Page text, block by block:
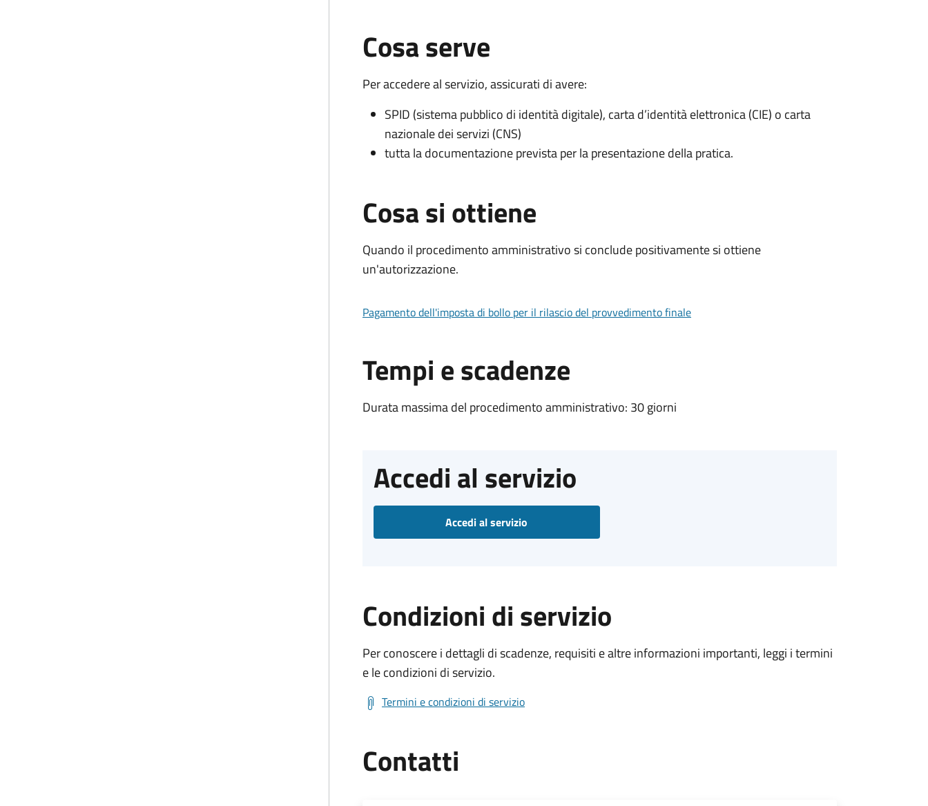
Cosa serve
Per accedere al servizio, assicurati di avere:
SPID (sistema pubblico di identità digitale), carta d’identità elettronica (CIE) o carta
nazionale dei servizi (CNS)
tutta la documentazione prevista per la presentazione della pratica.
Cosa si ottiene
Quando il procedimento amministrativo si conclude positivamente si ottiene
un'autorizzazione.
Pagamento dell'imposta di bollo per il rilascio del provvedimento finale
Tempi e scadenze
Durata massima del procedimento amministrativo: 30 giorni
Accedi al servizio
Accedi al servizio
Condizioni di servizio
Per conoscere i dettagli di scadenze, requisiti e altre informazioni importanti, leggi i termini
e le condizioni di servizio.
Termini e condizioni di servizio
Contatti